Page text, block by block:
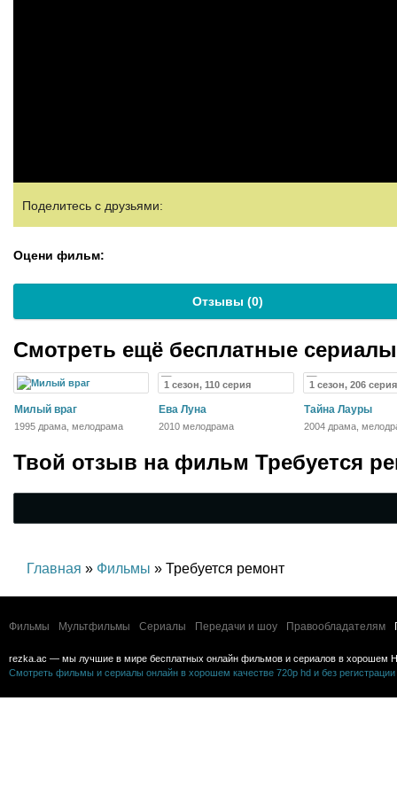
Поделитесь с друзьями:
Оцени фильм:
Отзывы (0)
Смотреть ещё бесплатные
Милый враг
1995 драма, мелодрама
1 сезон, 110 серия
Ева Луна
2010 мелодрама
1 сезон, 206 серия
Тайна Лауры
2004 драма,
Твой отзыв на фильм Требуется
Главная » Фильмы » Требуется ремонт
Фильмы Мультфильмы Сериалы Передачи и шоу Правообладателям
rezka.ac — мы лучшие в мире бесплатных онлайн фильмов и сериалов в хорошем
Смотреть фильмы и сериалы онлайн в хорошем качестве 720p hd и без